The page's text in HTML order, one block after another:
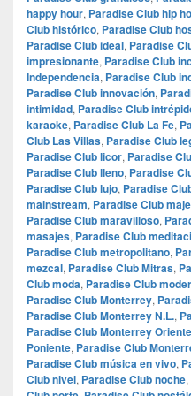
happy hour, Paradise Club hip
Club histórico, Paradise Club
Paradise Club ideal, Paradise
impresionante, Paradise Club
Independencia, Paradise Club
Paradise Club innovación,
intimidad, Paradise Club
karaoke, Paradise Club La Fe,
Club Las Villas, Paradise Club
Paradise Club licor, Paradise
Paradise Club lleno, Paradise
Paradise Club lujo, Paradise
mainstream, Paradise Club
Paradise Club maravilloso,
masajes, Paradise Club
Paradise Club metropolitano,
mezcal, Paradise Club Mitras,
Club moda, Paradise Club
Paradise Club Monterrey,
Paradise Club Monterrey N.L.,
Paradise Club Monterrey Oriente
Poniente, Paradise Club
Paradise Club música en vivo,
Club nivel, Paradise Club noche,